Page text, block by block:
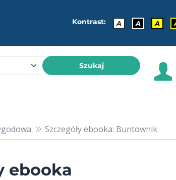
Kontrast: A A A
Szukaj
Szczegóły ebooka: Buntownik
ebooka